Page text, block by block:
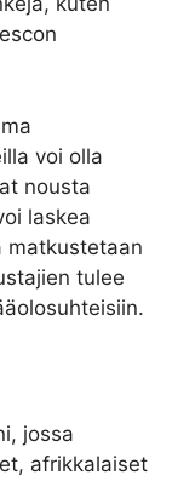
voi olla
nousta
laskea
matkustetaan
tulee
jossa
afrikkalaiset